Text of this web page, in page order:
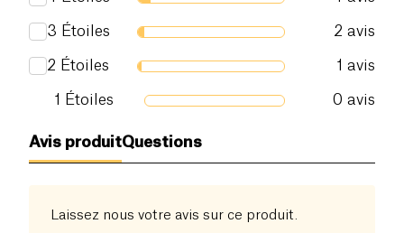
3 Étoiles 2 avis
2 Étoiles 1 avis
1 Étoiles 0 avis
Avis produitQuestions
Laissez nous votre avis sur ce produit.